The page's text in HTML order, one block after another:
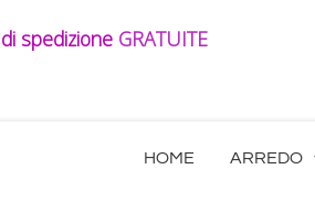
spedizione GRATUITE
HOME ARREDO